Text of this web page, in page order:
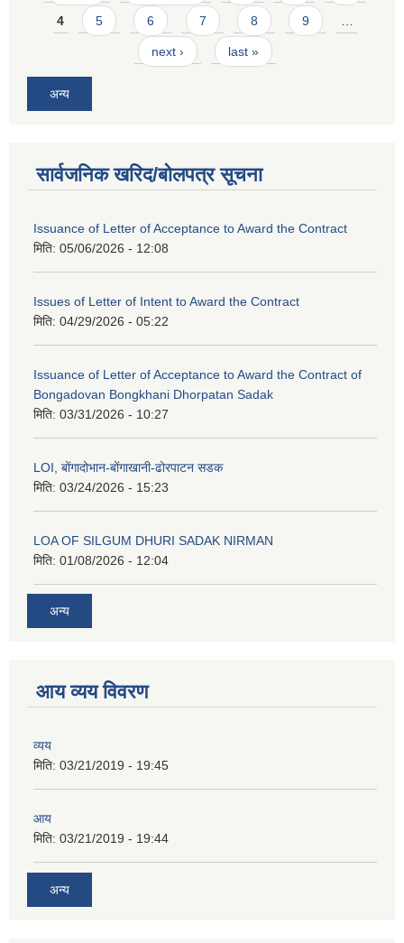
4 5 6 7 8 9 …
next › last »
अन्य
सार्वजनिक खरिद/बोलपत्र सूचना
Issuance of Letter of Acceptance to Award the Contract
मिति: 05/06/2026 - 12:08
Issues of Letter of Intent to Award the Contract
मिति: 04/29/2026 - 05:22
Issuance of Letter of Acceptance to Award the Contract of
Bongadovan Bongkhani Dhorpatan Sadak
मिति: 03/31/2026 - 10:27
LOI, बोंगादोभान-बोंगाखानी-ढोरपाटन सडक
मिति: 03/24/2026 - 15:23
LOA OF SILGUM DHURI SADAK NIRMAN
मिति: 01/08/2026 - 12:04
अन्य
आय व्यय विवरण
व्यय
मिति: 03/21/2019 - 19:45
आय
मिति: 03/21/2019 - 19:44
अन्य